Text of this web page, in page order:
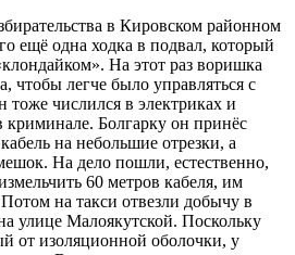
в Кировском районном
ещё одна ходка в подвал, который
На этот раз воришка
чтобы легче было управляться с
тоже числился в электриках и
криминале. Болгарку он принёс
на небольшие отрезки, а
На дело пошли, естественно,
60 метров кабеля, им
на такси отвезли добычу в
улице Малоякутской. Поскольку
от изоляционной оболочки, у